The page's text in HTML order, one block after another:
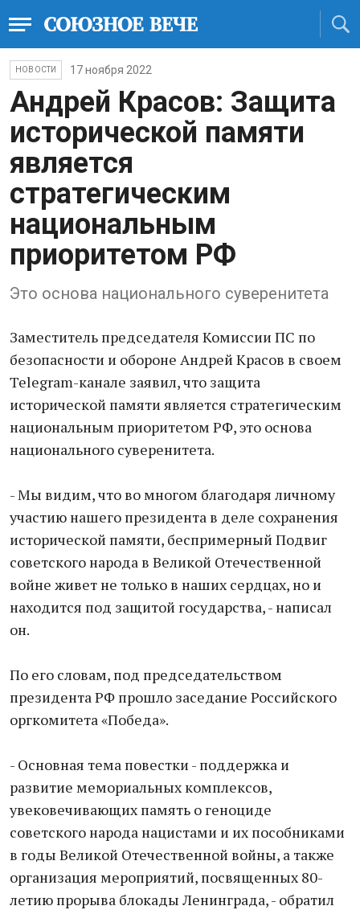
НОВОСТИ 17 ноября 2022
Андрей Красов: Защита
исторической памяти
является
стратегическим
национальным
приоритетом РФ
Это основа национального суверенитета
Заместитель председателя Комиссии ПС по
безопасности и обороне Андрей Красов в своем
Telegram-канале заявил, что защита
исторической памяти является стратегическим
национальным приоритетом РФ, это основа
национального суверенитета.
- Мы видим, что во многом благодаря личному
участию нашего президента в деле сохранения
исторической памяти, беспримерный Подвиг
советского народа в Великой Отечественной
войне живет не только в наших сердцах, но и
находится под защитой государства, - написал
он.
По его словам, под председательством
президента РФ прошло заседание Российского
оргкомитета «Победа».
- Основная тема повестки - поддержка и
развитие мемориальных комплексов,
увековечивающих память о геноциде
советского народа нацистами и их пособниками
в годы Великой Отечественной войны, а также
организация мероприятий, посвященных 80-
летию прорыва блокады Ленинграда, - обратил